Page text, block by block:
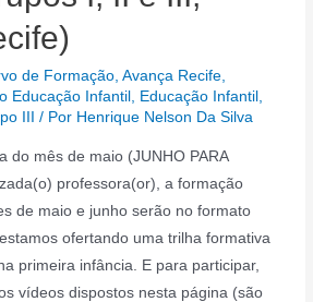
de Formação ,Avança Recife
Educação Infantil Educação Infantil
III / Por Henrique Nelson Da Silva
do mês de maio (JUNHO PARA
professora(or), a formação
de maio e junho serão no formato
ofertando uma trilha formativa
primeira infância. E para participar,
vídeos dispostos nesta página (são